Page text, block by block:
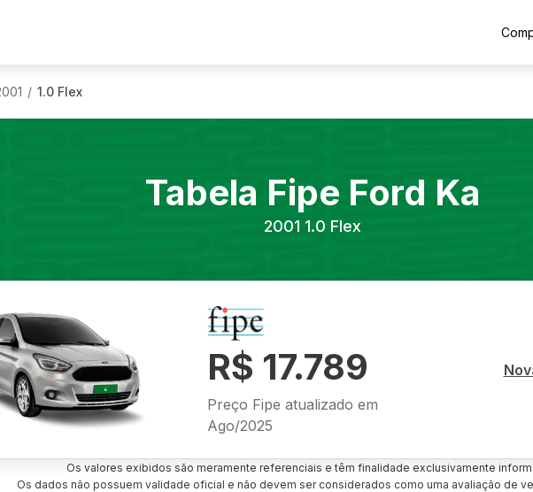
/ 1.0 Flex
Tabela Fipe Ford Ka
2001 1.0 Flex
R$ 17.789
Preço Fipe atualizado em
Ago/2025
Os valores exibidos são meramente referenciais e têm finalidade exclusivamente
Os dados não possuem validade oficial e não devem ser considerados como uma avaliação de